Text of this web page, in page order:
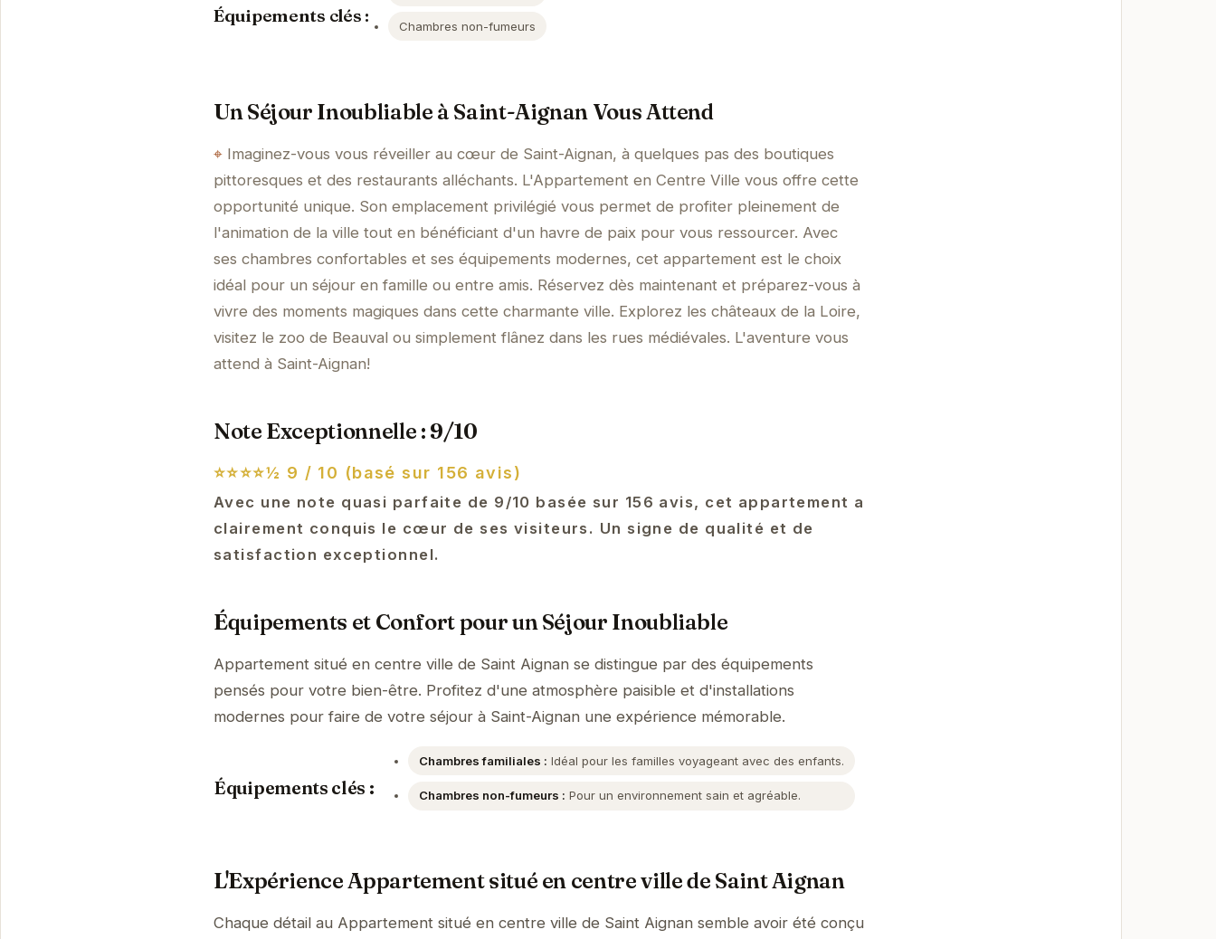
Équipements clés : Chambres non-fumeurs
Un Séjour Inoubliable à Saint-Aignan Vous Attend
Imaginez-vous vous réveiller au cœur de Saint-Aignan, à quelques pas des boutiques
pittoresques et des restaurants alléchants. L'Appartement en Centre Ville vous offre cette
opportunité unique. Son emplacement privilégié vous permet de profiter pleinement de
l'animation de la ville tout en bénéficiant d'un havre de paix pour vous ressourcer. Avec
ses chambres confortables et ses équipements modernes, cet appartement est le choix
idéal pour un séjour en famille ou entre amis. Réservez dès maintenant et préparez-vous à
vivre des moments magiques dans cette charmante ville. Explorez les châteaux de la Loire,
visitez le zoo de Beauval ou simplement flânez dans les rues médiévales. L'aventure vous
attend à Saint-Aignan!
Note Exceptionnelle : 9/10
⭐⭐⭐⭐½ 9 / 10 (basé sur 156 avis)
Avec une note quasi parfaite de 9/10 basée sur 156 avis, cet appartement a
clairement conquis le cœur de ses visiteurs. Un signe de qualité et de
satisfaction exceptionnel.
Équipements et Confort pour un Séjour Inoubliable
Appartement situé en centre ville de Saint Aignan se distingue par des équipements
pensés pour votre bien-être. Profitez d'une atmosphère paisible et d'installations
modernes pour faire de votre séjour à Saint-Aignan une expérience mémorable.
Équipements clés :
Chambres familiales : Idéal pour les familles voyageant avec des enfants.
Chambres non-fumeurs : Pour un environnement sain et agréable.
L'Expérience Appartement situé en centre ville de Saint Aignan
Chaque détail au Appartement situé en centre ville de Saint Aignan semble avoir été conçu